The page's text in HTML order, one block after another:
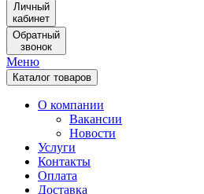
Личный
кабинет
Обратный
звонок
Меню
Каталог товаров
О компании
Вакансии
Новости
Услуги
Контакты
Оплата
Доставка